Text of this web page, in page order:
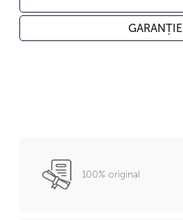
GARANȚIE
100% original